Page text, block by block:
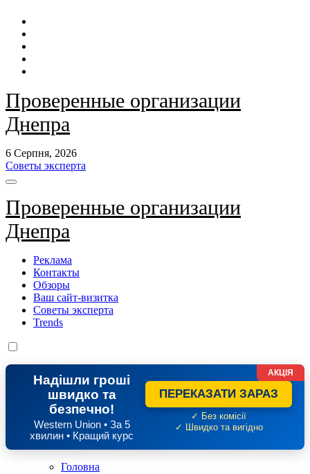
Перейти
контенту
Проверенные организации
Днепра
6 Серпня, 2026
Советы эксперта
Проверенные организации
Днепра
Реклама
Контакты
Обзоры
Ваш сайт-визитка
Советы эксперта
Trends
Надішли гроші
швидко та
безпечно!
Western Union • За 5
хвилин • Кращий курс
ПЕРЕКАЗАТИ ЗАРАЗ
✓ Без комісії
✓ Швидко та вигідно
АКЦІЯ
Головна